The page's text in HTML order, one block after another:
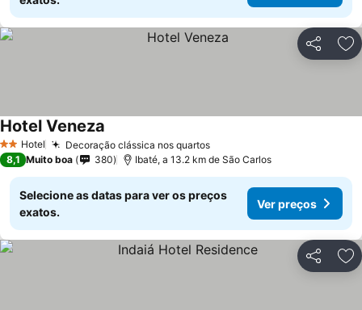
Partilhar
2 Estrelas
Hotel Decoração clássica nos quartos
Hotel Veneza
8,1 Muito boa 380 Ibaté, a 13.2 km de São Carlos
Selecione as datas para ver os preços
exatos.
Ver preços
Partilhar